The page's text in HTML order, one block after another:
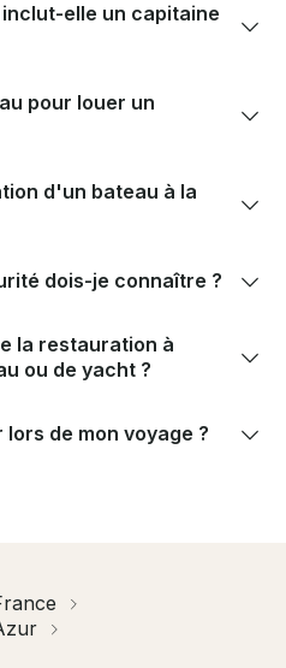
elle un capitaine
pour louer un
d'un bateau à la
dois-je connaître ?
la restauration à
ou de yacht ?
de mon voyage ?